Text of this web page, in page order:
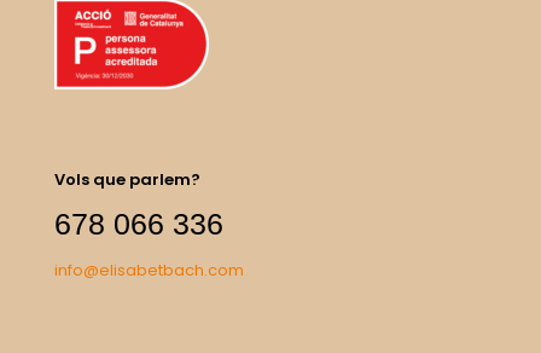
Vols que parlem?
678 066 336
info@elisabetbach.com